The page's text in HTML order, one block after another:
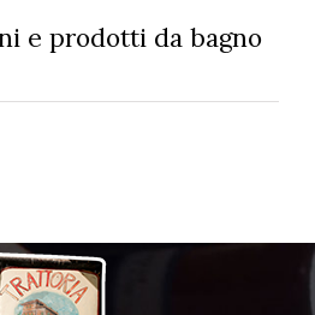
e prodotti da bagno